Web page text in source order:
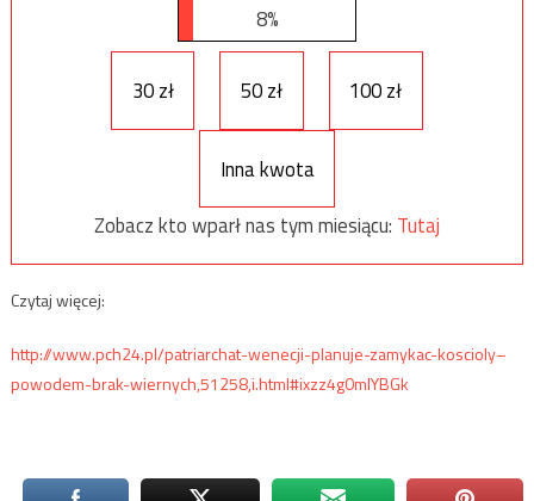
8%
30 zł 50 zł 100 zł
Inna kwota
Zobacz kto wparł nas tym miesiącu: Tutaj
Czytaj więcej:
http://www.pch24.pl/patriarchat-wenecji-planuje-zamykac-koscioly–
powodem-brak-wiernych,51258,i.html#ixzz4g0mlYBGk